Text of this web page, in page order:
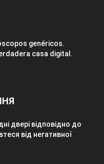
genéricos.
casa digital.
двері відповідно до
від негативної